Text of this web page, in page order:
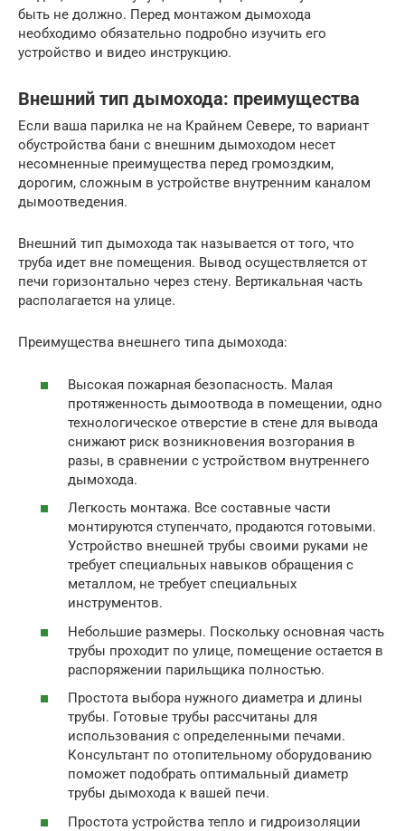
быть не должно. Перед монтажом дымохода
необходимо обязательно подробно изучить его
устройство и видео инструкцию.
Внешний тип дымохода: преимущества
Если ваша парилка не на Крайнем Севере, то вариант
обустройства бани с внешним дымоходом несет
несомненные преимущества перед громоздким,
дорогим, сложным в устройстве внутренним каналом
дымоотведения.
Внешний тип дымохода так называется от того, что
труба идет вне помещения. Вывод осуществляется от
печи горизонтально через стену. Вертикальная часть
располагается на улице.
Преимущества внешнего типа дымохода:
Высокая пожарная безопасность. Малая
протяженность дымоотвода в помещении, одно
технологическое отверстие в стене для вывода
снижают риск возникновения возгорания в
разы, в сравнении с устройством внутреннего
дымохода.
Легкость монтажа. Все составные части
монтируются ступенчато, продаются готовыми.
Устройство внешней трубы своими руками не
требует специальных навыков обращения с
металлом, не требует специальных
инструментов.
Небольшие размеры. Поскольку основная часть
трубы проходит по улице, помещение остается в
распоряжении парильщика полностью.
Простота выбора нужного диаметра и длины
трубы. Готовые трубы рассчитаны для
использования с определенными печами.
Консультант по отопительному оборудованию
поможет подобрать оптимальный диаметр
трубы дымохода к вашей печи.
Простота устройства тепло и гидроизоляции